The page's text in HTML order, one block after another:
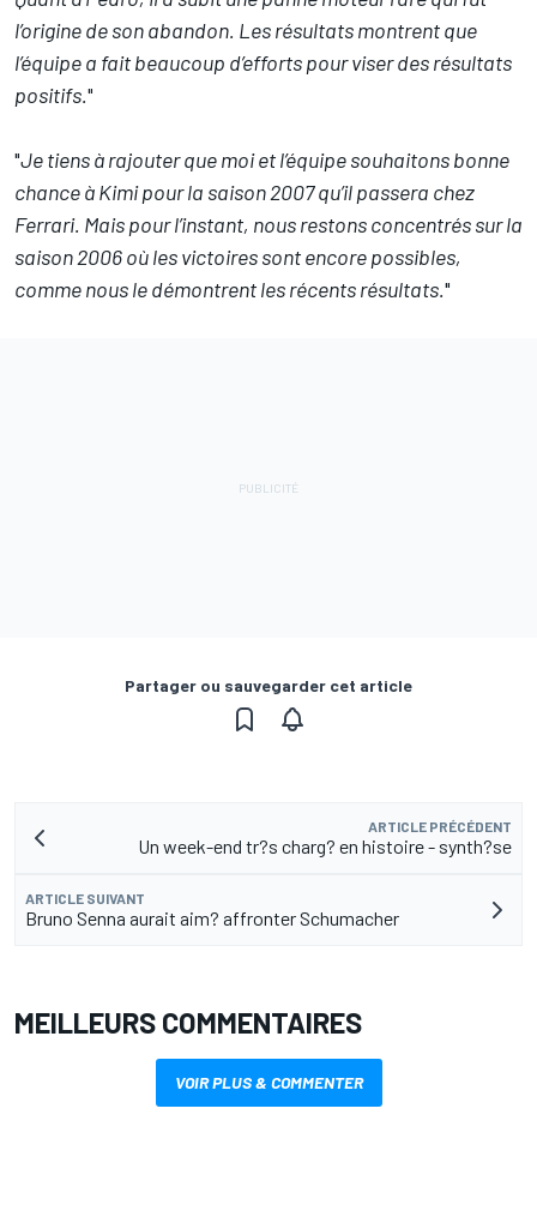
l’origine de son abandon. Les résultats montrent que
l’équipe a fait beaucoup d’efforts pour viser des résultats
positifs."
"Je tiens à rajouter que moi et l’équipe souhaitons bonne
chance à Kimi pour la saison 2007 qu’il passera chez
Ferrari. Mais pour l’instant, nous restons concentrés sur la
saison 2006 où les victoires sont encore possibles,
comme nous le démontrent les récents résultats."
Partager ou sauvegarder cet article
ARTICLE PRÉCÉDENT
Un week-end tr?s charg? en histoire - synth?se
ARTICLE SUIVANT
Bruno Senna aurait aim? affronter Schumacher
MEILLEURS COMMENTAIRES
VOIR PLUS & COMMENTER